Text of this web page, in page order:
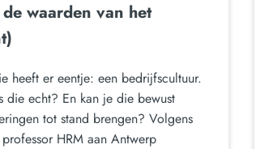
waarden van het
heeft er eentje: een bedrijfscultuur.
die echt? En kan je die bewust
tot stand brengen? Volgens
HRM aan Antwerp